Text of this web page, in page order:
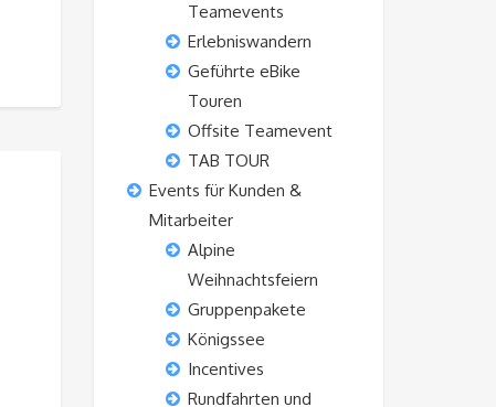
Teamevents
Erlebniswandern
Geführte eBike
Touren
Offsite Teamevent
TAB TOUR
Events für Kunden &
Mitarbeiter
Alpine
Weihnachtsfeiern
Gruppenpakete
Königssee
Incentives
Rundfahrten und